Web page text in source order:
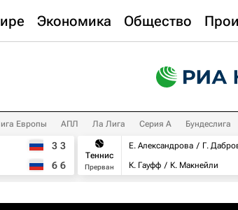
Экономика Общество
Европы АПЛ Ла Лига Серия А Бундеслига
3 3
6 6
Теннис
Прерван
Е. Александрова
Г.
К. Гауфф
К. Макнейли